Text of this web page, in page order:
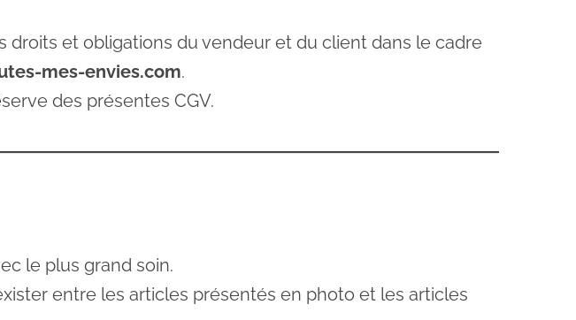
et obligations du vendeur et du client dans le cadre
mes-envies.com.
des présentes CGV.
le plus grand soin.
entre les articles présentés en photo et les articles